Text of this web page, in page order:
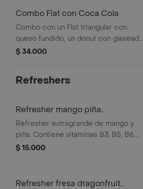
Combo Flat con Coca Cola
Combo con un Flat triangular con
queso fundido, un donut con glaseado
de chocolate y grageas, y una Coca-
$ 34.000
Refreshers
Refresher mango piña
extragrande
Refresher extragrande de mango y
piña. Contiene vitaminas B3, B5, B6,
B12 y té verde, con hielo y trozos de
$ 15.000
Refresher fresa dragonfruit